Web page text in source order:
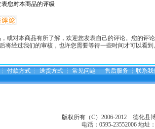
表您对本商品的评级
对本商品有所了解，欢迎您发表自己的评论。您的评
将经过我们的审核，也许您需要等待一些时间才可以看
┆ 付款方式 ┆ 送货方式 ┆ 常见问题 ┆ 售后服务 ┆ 联系我
版权所有（C）2006-2012 德化县
电话：0595-23552006 地址